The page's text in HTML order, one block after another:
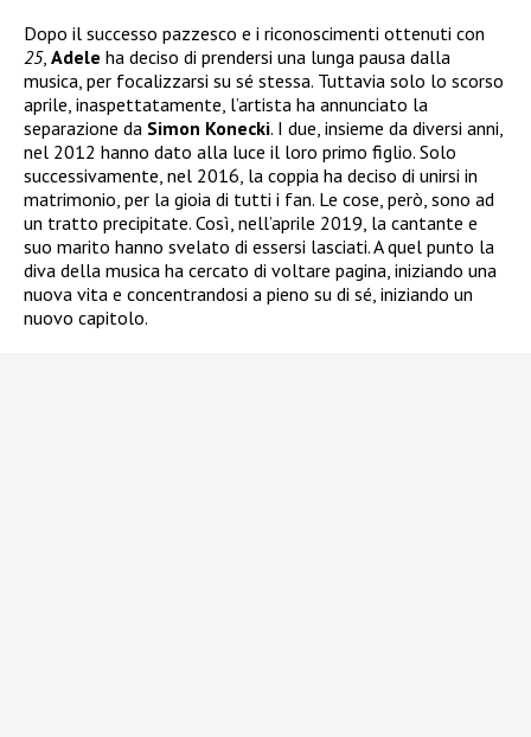
Dopo il successo pazzesco e i riconoscimenti ottenuti con
25, Adele ha deciso di prendersi una lunga pausa dalla
musica, per focalizzarsi su sé stessa. Tuttavia solo lo scorso
aprile, inaspettatamente, l’artista ha annunciato la
separazione da Simon Konecki. I due, insieme da diversi anni,
nel 2012 hanno dato alla luce il loro primo figlio. Solo
successivamente, nel 2016, la coppia ha deciso di unirsi in
matrimonio, per la gioia di tutti i fan. Le cose, però, sono ad
un tratto precipitate. Così, nell’aprile 2019, la cantante e
suo marito hanno svelato di essersi lasciati. A quel punto la
diva della musica ha cercato di voltare pagina, iniziando una
nuova vita e concentrandosi a pieno su di sé, iniziando un
nuovo capitolo.